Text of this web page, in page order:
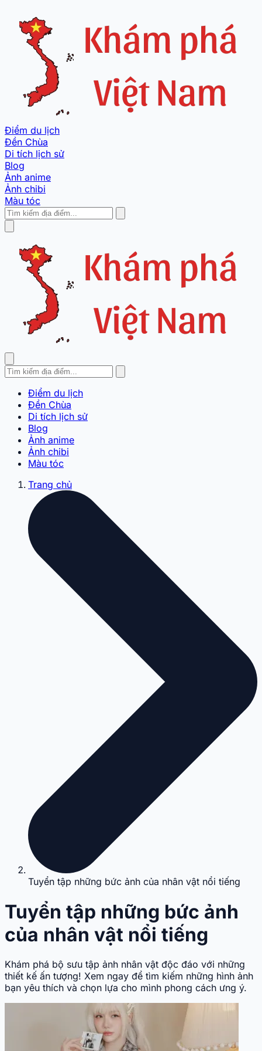
Điểm du lịch
Đền Chùa
Di tích lịch sử
Blog
Ảnh anime
Ảnh chibi
Màu tóc
Điểm du lịch
Đền Chùa
Di tích lịch sử
Blog
Ảnh anime
Ảnh chibi
Màu tóc
Trang chủ
Tuyển tập những bức ảnh của nhân vật nổi tiếng
Tuyển tập những bức ảnh
của nhân vật nổi tiếng
Khám phá bộ sưu tập ảnh nhân vật độc đáo với những
thiết kế ấn tượng! Xem ngay để tìm kiếm những hình ảnh
bạn yêu thích và chọn lựa cho mình phong cách ưng ý.